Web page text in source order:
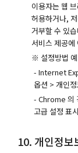
이용자는 웹
허용하거나,
거부할 수 있
서비스 제공에
※ 설정방법 예
- Internet
옵션 > 개인
- Chrome 의
고급 설정 표
10. 개인정보